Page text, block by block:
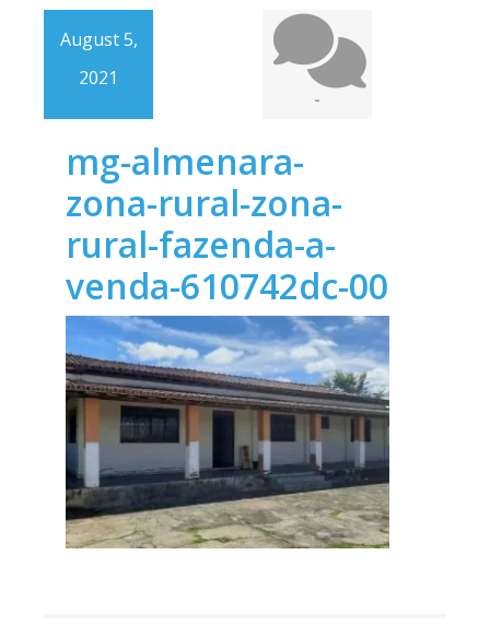
August 5,
2021
-
mg-almenara-
zona-rural-zona-
rural-fazenda-a-
venda-610742dc-00